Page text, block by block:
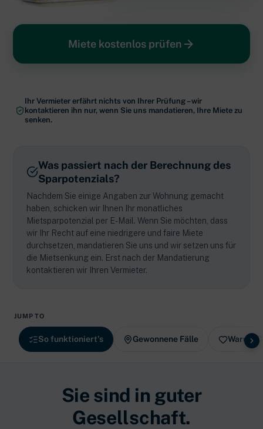
Miete kostenlos prüfen
Ihr Vermieter erfährt nichts von Ihrer Prüfung – wir
kontaktieren ihn nur, wenn Sie uns mandatieren, Ihre Miete zu
senken.
Was passiert nach der Berechnung des
Sparpotenzials?
Nachdem Sie einige Angaben zur Wohnung gemacht
haben, schicken wir Ihnen Ihr monatliches
Mietsparpotenzial per E-Mail. Wenn Sie möchten, dass
wir Ihr Recht auf eine niedrigere und faire Miete
durchsetzen, mandatieren Sie uns und wir setzen uns für
die Mietsenkung ein. Erst nach der Mandatierung
kontaktieren wir Ihren Vermieter.
JUMP TO
So funktioniert's Gewonnene Fälle Warum
Sie sind in guter
Gesellschaft.